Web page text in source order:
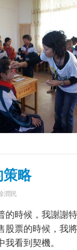
策略
潤民
的時候，我謝謝
股票的時候，我
看到契機。